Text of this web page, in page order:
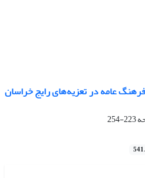
عامه در تعزیه‌های رایج خراسان
223-254